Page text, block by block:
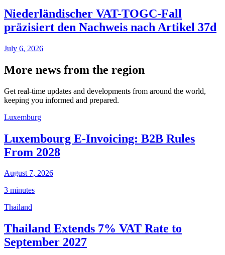
Niederländischer VAT-TOGC-Fall
präzisiert den Nachweis nach Artikel 37d
July 6, 2026
More news from the region
Get real-time updates and developments from around the world,
keeping you informed and prepared.
Luxemburg
Luxembourg E-Invoicing: B2B Rules
From 2028
August 7, 2026
3 minutes
Thailand
Thailand Extends 7% VAT Rate to
September 2027